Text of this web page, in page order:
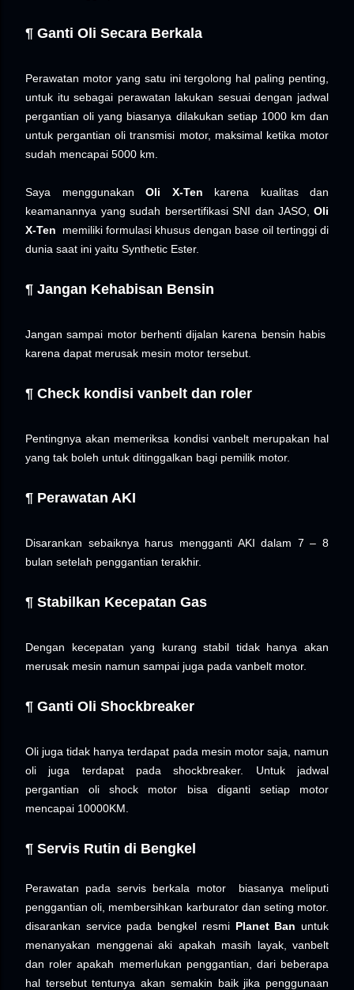
¶ Ganti Oli Secara Berkala
Perawatan motor yang satu ini tergolong hal paling penting,
untuk itu sebagai perawatan lakukan sesuai dengan jadwal
pergantian oli yang biasanya dilakukan setiap 1000 km dan
untuk pergantian oli transmisi motor, maksimal ketika motor
sudah mencapai 5000 km.
Saya menggunakan Oli X-Ten karena kualitas dan
keamanannya yang sudah bersertifikasi SNI dan JASO, Oli
X-Ten
memiliki formulasi khusus dengan base oil tertinggi di
dunia saat ini yaitu Synthetic Ester.
¶ Jangan Kehabisan Bensin
Jangan sampai motor berhenti dijalan karena bensin habis
karena dapat merusak mesin motor tersebut.
¶ Check kondisi vanbelt dan roler
Pentingnya akan memeriksa kondisi vanbelt merupakan hal
yang tak boleh untuk ditinggalkan bagi pemilik motor.
¶ Perawatan AKI
Disarankan sebaiknya harus mengganti AKI dalam 7 – 8
bulan setelah penggantian terakhir.
¶ Stabilkan Kecepatan Gas
Dengan kecepatan yang kurang stabil tidak hanya akan
merusak mesin namun sampai juga pada vanbelt motor.
¶ Ganti Oli Shockbreaker
Oli juga tidak hanya terdapat pada mesin motor saja, namun
oli juga terdapat pada shockbreaker. Untuk jadwal
pergantian oli shock motor bisa diganti setiap motor
mencapai 10000KM.
¶ Servis Rutin di Bengkel
Perawatan pada servis berkala motor biasanya meliputi
penggantian oli, membersihkan karburator dan seting motor.
disarankan service pada bengkel resmi Planet Ban untuk
menanyakan menggenai aki apakah masih layak, vanbelt
dan roler apakah memerlukan penggantian, dari beberapa
hal tersebut tentunya akan semakin baik jika penggunaan